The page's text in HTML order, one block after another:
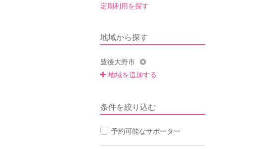
定期利用を探す
地域から探す
豊後大野市
地域を追加する
条件を絞り込む
予約可能なサポーター